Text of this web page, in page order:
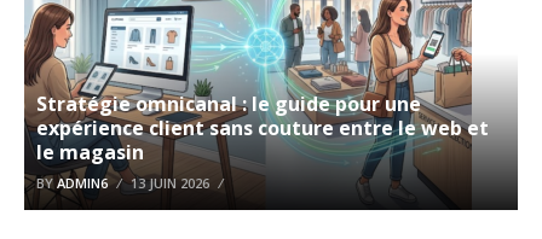
Stratégie omnicanal : le guide pour une
expérience client sans couture entre le web et
le magasin
BY ADMIN6 13 JUIN 2026